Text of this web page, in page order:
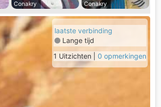
Conakry
Conakry
laatste verbinding
Lange tijd
1 Uitzichten | 0 opmerkingen